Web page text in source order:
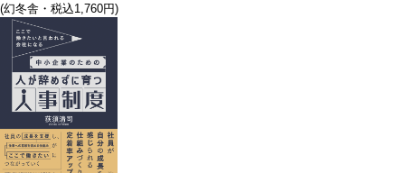
(幻冬舎・税込1,760円)